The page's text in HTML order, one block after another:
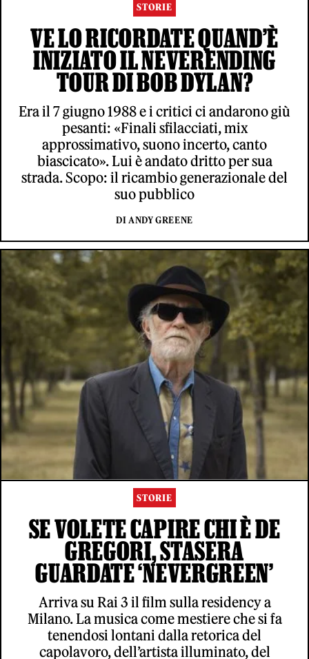
STORIE
VE LO RICORDATE QUAND’È
INIZIATO IL NEVERENDING
TOUR DI BOB DYLAN?
Era il 7 giugno 1988 e i critici ci andarono giù
pesanti: «Finali sfilacciati, mix
approssimativo, suono incerto, canto
biascicato». Lui è andato dritto per sua
strada. Scopo: il ricambio generazionale del
suo pubblico
DI ANDY GREENE
STORIE
SE VOLETE CAPIRE CHI È DE
GREGORI, STASERA
GUARDATE ‘NEVERGREEN’
Arriva su Rai 3 il film sulla residency a
Milano. La musica come mestiere che si fa
tenendosi lontani dalla retorica del
capolavoro, dell’artista illuminato, del